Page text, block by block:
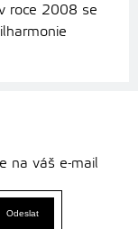
roce 2008 se
na váš e-mail